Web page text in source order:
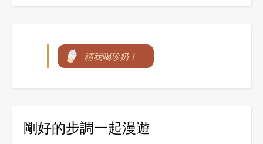
請我喝珍奶！
剛好的步調一起漫遊